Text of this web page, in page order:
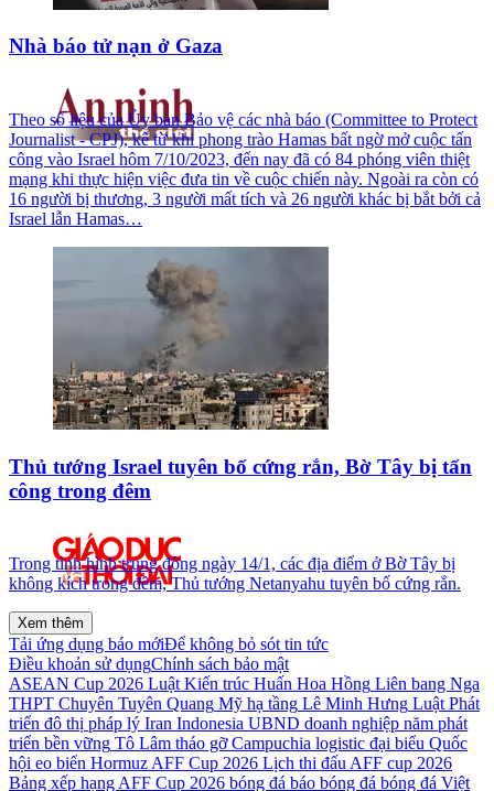
Nhà báo tử nạn ở Gaza
Theo số liệu của Ủy ban Bảo vệ các nhà báo (Committee to Protect
Journalist - CPJ), kể từ khi phong trào Hamas bất ngờ mở cuộc tấn
công vào Israel hôm 7/10/2023, đến nay đã có 84 phóng viên thiệt
mạng khi thực hiện việc đưa tin về cuộc chiến này. Ngoài ra còn có
16 người bị thương, 3 người mất tích và 26 người khác bị bắt bởi cả
Israel lẫn Hamas…
Thủ tướng Israel tuyên bố cứng rắn, Bờ Tây bị tấn
công trong đêm
Trong tình hình trung đông ngày 14/1, các địa điểm ở Bờ Tây bị
không kích trong đêm, Thủ tướng Netanyahu tuyên bố cứng rắn.
Xem thêm
Tải ứng dụng báo mớiĐể không bỏ sót tin tức
Điều khoản sử dụngChính sách bảo mật
ASEAN Cup 2026 Luật Kiến trúc Huấn Hoa Hồng Liên bang Nga
THPT Chuyên Tuyên Quang Mỹ hạ tầng Lê Minh Hưng Luật Phát
triển đô thị pháp lý Iran Indonesia UBND doanh nghiệp năm phát
triển bền vững Tô Lâm tháo gỡ Campuchia logistic đại biểu Quốc
hội eo biển HormuzAFF Cup 2026 Lịch thi đấu AFF cup 2026
Bảng xếp hạng AFF Cup 2026 bóng đá báo bóng đá bóng đá Việt